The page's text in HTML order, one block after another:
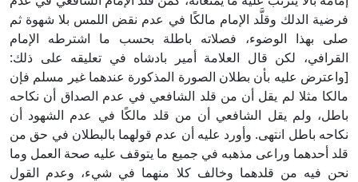
فرضية الدلك وقلَّد الإمام مالكًا في عدم نقض اللمس بلا شهوة ثم
صلى بهذا الوضوء، فصلاته باطلة بحسب ما اشترطه الإمام
القرافي، لكن قال العلامة أمير بادشاه في تعليقه على ذلك:
[واعترض عليه بأن بطلان الصورة المذكورة عندهما غير مسلم فإن
مالكا مثلا لم يقل أن من قلد الشافعي في عدم الصداق أن نكاحه
باطل، ولم يقل الشافعي أن من قلد مالكًا في عدم الشهود أن
نكاحه باطل انتهى. وأورد عليه أن عدم قولهما بالبطلان في حق من
قلد أحدهما وراعى مذهبه في جميع ما يتوقف عليه صحة العمل وما
نحن فيه من قلدهما وخالف كلا منهما في شيء، وعدم القول